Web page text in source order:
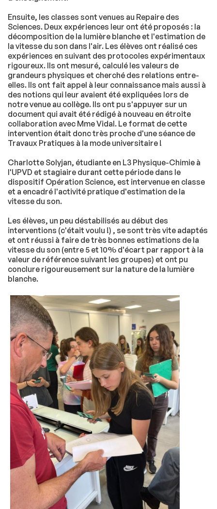
Ensuite, les classes sont venues au Repaire des
Sciences. Deux expériences leur ont été proposés : la
décomposition de la lumière blanche et l'estimation de
la vitesse du son dans l'air. Les élèves ont réalisé ces
expériences en suivant des protocoles expérimentaux
rigoureux. Ils ont mesuré, calculé les valeurs de
grandeurs physiques et cherché des relations entre-
elles. Ils ont fait appel à leur connaissance mais aussi à
des notions qui leur avaient été expliquées lors de
notre venue au collège. Ils ont pu s'appuyer sur un
document qui avait été rédigé à nouveau en étroite
collaboration avec Mme Vidal. Le format de cette
intervention était donc très proche d'une séance de
Travaux Pratiques à la mode universitaire !
Charlotte Solyjan, étudiante en L3 Physique-Chimie à
l'UPVD et stagiaire durant cette période dans le
dispositif Opération Science, est intervenue en classe
et a encadré l'activité pratique d'estimation de la
vitesse du son.
Les élèves, un peu déstabilisés au début des
interventions (c'était voulu !) , se sont très vite adaptés
et ont réussi à faire de très bonnes estimations de la
vitesse du son (entre 5 et 10% d'écart par rapport à la
valeur de référence suivant les groupes) et ont pu
conclure rigoureusement sur la nature de la lumière
blanche.